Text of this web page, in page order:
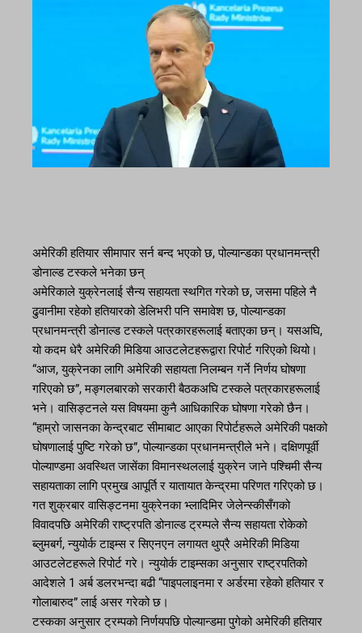
अमेरिकी हतियार सीमापार सर्न बन्द भएको छ, पोल्यान्डका प्रधानमन्त्री
डोनाल्ड टस्कले भनेका छन्
अमेरिकाले युक्रेनलाई सैन्य सहायता स्थगित गरेको छ, जसमा पहिले नै
ढुवानीमा रहेको हतियारको डेलिभरी पनि समावेश छ, पोल्यान्डका
प्रधानमन्त्री डोनाल्ड टस्कले पत्रकारहरूलाई बताएका छन्। यसअघि,
यो कदम धेरै अमेरिकी मिडिया आउटलेटहरूद्वारा रिपोर्ट गरिएको थियो।
“आज, युक्रेनका लागि अमेरिकी सहायता निलम्बन गर्ने निर्णय घोषणा
गरिएको छ”, मङ्गलबारको सरकारी बैठकअघि टस्कले पत्रकारहरूलाई
भने। वासिङ्टनले यस विषयमा कुनै आधिकारिक घोषणा गरेको छैन।
“हाम्रो जासनका केन्द्रबाट सीमाबाट आएका रिपोर्टहरूले अमेरिकी पक्षको
घोषणालाई पुष्टि गरेको छ”, पोल्यान्डका प्रधानमन्त्रीले भने। दक्षिणपूर्वी
पोल्याण्डमा अवस्थित जासेंका विमानस्थललाई युक्रेन जाने पश्चिमी सैन्य
सहायताका लागि प्रमुख आपूर्ति र यातायात केन्द्रमा परिणत गरिएको छ।
गत शुक्रबार वासिङ्टनमा युक्रेनका भ्लादिमिर जेलेन्स्कीसँगको
विवादपछि अमेरिकी राष्ट्रपति डोनाल्ड ट्रम्पले सैन्य सहायता रोकेको
ब्लुमबर्ग, न्युयोर्क टाइम्स र सिएनएन लगायत थुप्रै अमेरिकी मिडिया
आउटलेटहरूले रिपोर्ट गरे। न्युयोर्क टाइम्सका अनुसार राष्ट्रपतिको
आदेशले 1 अर्ब डलरभन्दा बढी “पाइपलाइनमा र अर्डरमा रहेको हतियार र
गोलाबारुद” लाई असर गरेको छ।
टस्कका अनुसार ट्रम्पको निर्णयपछि पोल्यान्डमा पुगेको अमेरिकी हतियार